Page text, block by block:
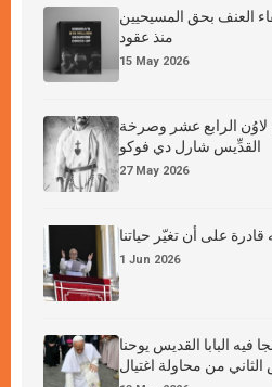
العنف بحق المسيحيين
منذ عقود
15 May 2026
لاوُن الرابع عشر وصرخة
القدِّيس شارل دي فوكو
27 May 2026
قادرة على أن تغيّر حياتنا
1 Jun 2026
فيه البابا القديس يوحنا
من محاولة اغتيال